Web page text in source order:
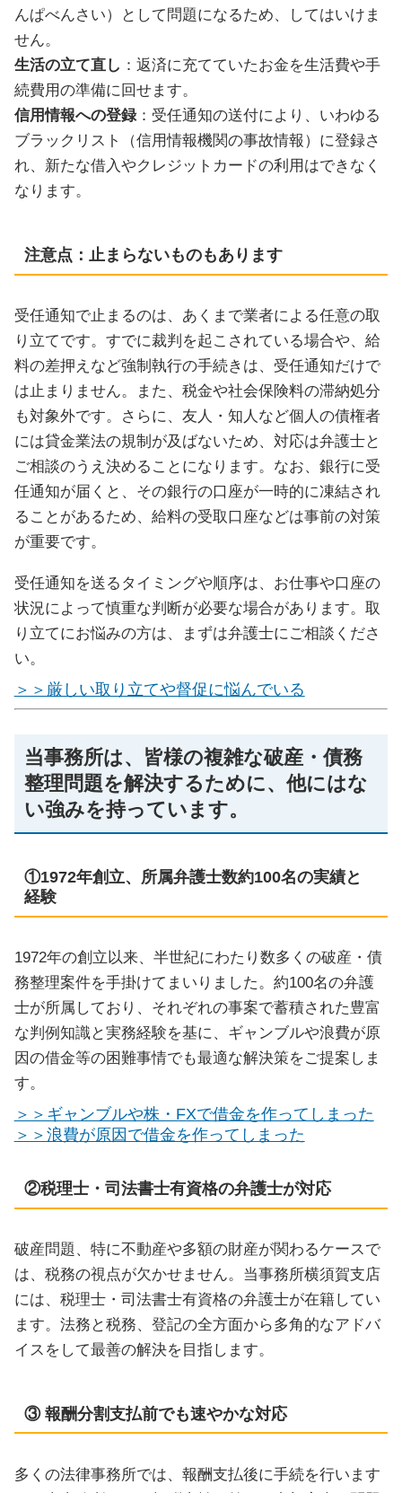
んぱべんさい）として問題になるため、してはいけま
せん。
生活の立て直し ：返済に充てていたお金を生活費や手
続費用の準備に回せます。
信用情報への登録：受任通知の送付により、いわゆる
ブラックリスト（信用情報機関の事故情報）に登録さ
れ、新たな借入やクレジットカードの利用はできなく
なります。
注意点：止まらないものもあります
受任通知で止まるのは、あくまで業者による任意の取
り立てです。すでに裁判を起こされている場合や、給
料の差押えなど強制執行の手続きは、受任通知だけで
は止まりません。また、税金や社会保険料の滞納処分
も対象外です。さらに、友人・知人など個人の債権者
には貸金業法の規制が及ばないため、対応は弁護士と
ご相談のうえ決めることになります。なお、銀行に受
任通知が届くと、その銀行の口座が一時的に凍結され
ることがあるため、給料の受取口座などは事前の対策
が重要です。
受任通知を送るタイミングや順序は、お仕事や口座の
状況によって慎重な判断が必要な場合があります。取
り立てにお悩みの方は、まずは弁護士にご相談くださ
い。
＞＞厳しい取り立てや督促に悩んでいる
当事務所は、皆様の複雑な破産・債務
整理問題を解決するために、他にはな
い強みを持っています。
①1972年創立、所属弁護士数約100名の実績と
経験
1972年の創立以来、半世紀にわたり数多くの破産・債
務整理案件を手掛けてまいりました。約100名の弁護
士が所属しており、それぞれの事案で蓄積された豊富
な判例知識と実務経験を基に、ギャンブルや浪費が原
因の借金等の困難事情でも最適な解決策をご提案しま
す。
＞＞ギャンブルや株・FXで借金を作ってしまった
＞＞浪費が原因で借金を作ってしまった
②税理士・司法書士有資格の弁護士が対応
破産問題、特に不動産や多額の財産が関わるケースで
は、税務の視点が欠かせません。当事務所横須賀支店
には、税理士・司法書士有資格の弁護士が在籍してい
ます。法務と税務、登記の全方面から多角的なアドバ
イスをして最善の解決を目指します。
③ 報酬分割支払前でも速やかな対応
多くの法律事務所では、報酬支払後に手続を行います